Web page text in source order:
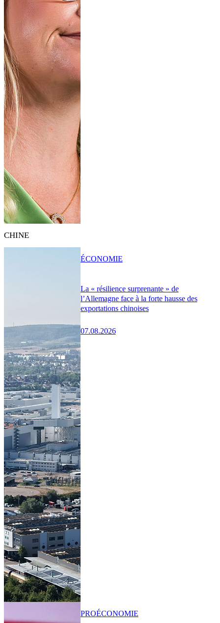
CHINE
La « résilience surprenante » de
l’Allemagne face à la forte hausse des
exportations chinoises
07.08.2026
ÉCONOMIE
PROÉCONOMIE